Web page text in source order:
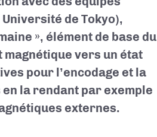
de Tokyo),
», élément de base du
magnétique vers un état
pour l’encodage et la
la rendant par exemple
externes.